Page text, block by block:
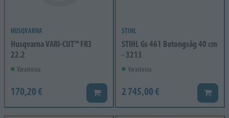
HUSQVARNA
Husqvarna VARI-CUT™ FR3
22.2
Varastossa
170,20 € Lisää koriin
STIHL
STIHL Gs 461 Betongsåg 40 cm
- 3213
Varastossa
2 745,00 € Lisää